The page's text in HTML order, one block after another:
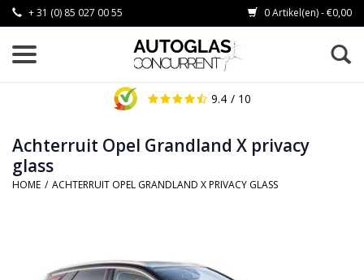
+ 31 (0) 85 027 00 55 0 Artikel(en) - €0,00
9.4 / 10
Achterruit Opel Grandland X privacy
glass
HOME / ACHTERRUIT OPEL GRANDLAND X PRIVACY GLASS